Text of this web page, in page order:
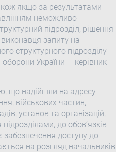
якщо за результатами
неможливо
підрозділ, рішення
запиту на
структурного підрозділу
України — керівник
що надійшли на адресу
військових частин,
установ та організацій,
до обов’язків
доступу до
на розгляд начальників